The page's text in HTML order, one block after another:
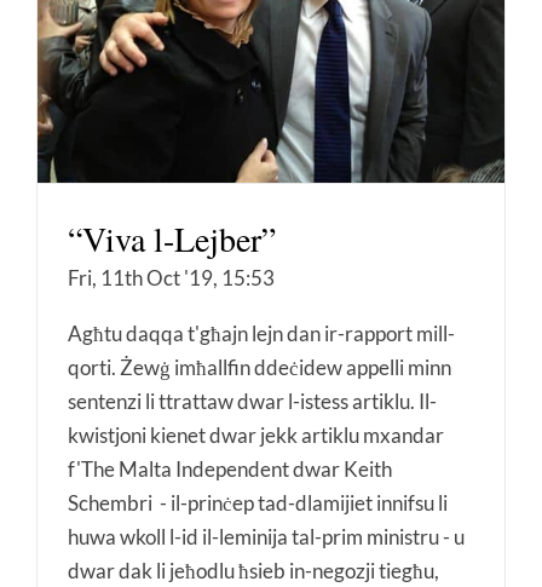
“Viva l-Lejber”
Fri, 11th Oct '19, 15:53
Agħtu daqqa t'għajn lejn dan ir-rapport mill-
qorti. Żewġ imħallfin ddeċidew appelli minn
sentenzi li ttrattaw dwar l-istess artiklu. Il-
kwistjoni kienet dwar jekk artiklu mxandar
f'The Malta Independent dwar Keith
Schembri - il-prinċep tad-dlamijiet innifsu li
huwa wkoll l-id il-leminija tal-prim ministru - u
dwar dak li jeħodlu ħsieb in-negozji tiegħu,